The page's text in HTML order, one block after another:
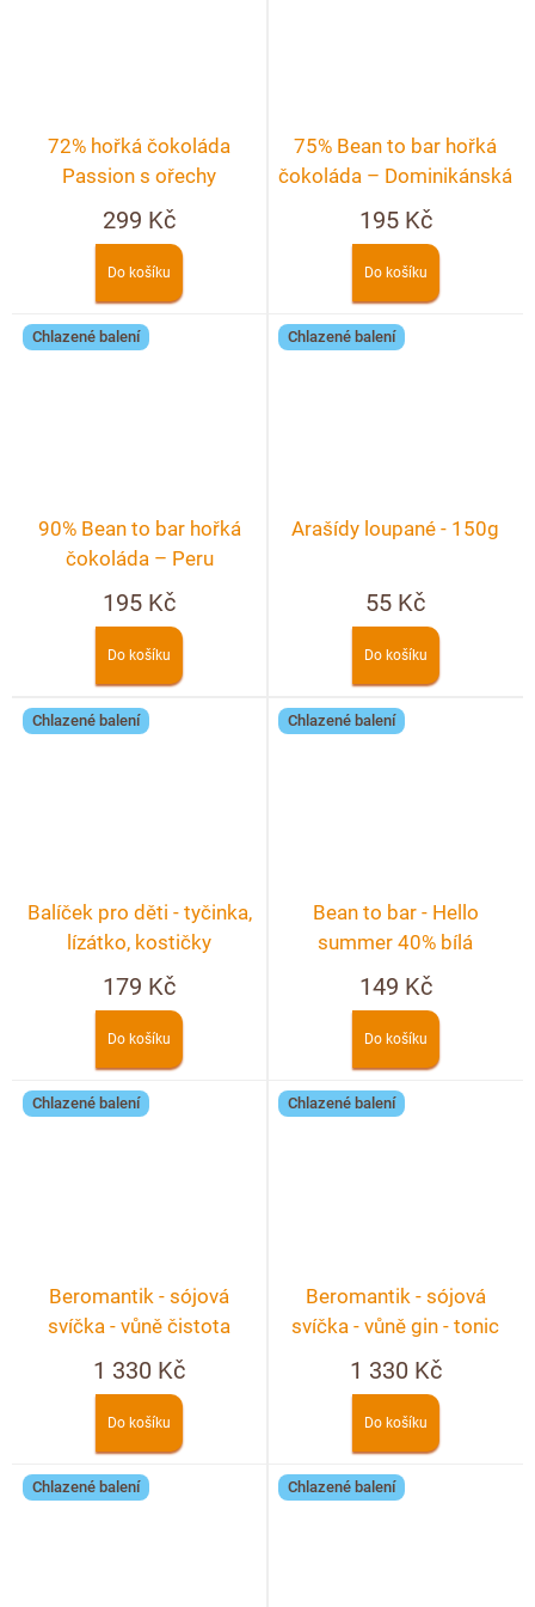
72% hořká čokoláda
Passion s ořechy
299 Kč
Do košíku
75% Bean to bar hořká
čokoláda – Dominikánská
republika
195 Kč
Do košíku
Chlazené balení
90% Bean to bar hořká
čokoláda – Peru
195 Kč
Do košíku
Chlazené balení
Arašídy loupané - 150g
55 Kč
Do košíku
Chlazené balení
Balíček pro děti - tyčinka,
lízátko, kostičky
179 Kč
Do košíku
Chlazené balení
Bean to bar - Hello
summer 40% bílá
čokoláda s Physalis
149 Kč
Do košíku
Chlazené balení
Beromantik - sójová
svíčka - vůně čistota
1 330 Kč
Do košíku
Chlazené balení
Beromantik - sójová
svíčka - vůně gin - tonic
1 330 Kč
Do košíku
Chlazené balení Chlazené balení